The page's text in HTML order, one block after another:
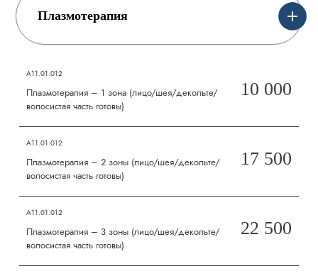
Плазмотерапия
А11.01.012
Плазмотерапия – 1 зона (лицо/шея/декольте/
волосистая часть готовы)
10 000
А11.01.012
Плазмотерапия – 2 зоны (лицо/шея/декольте/
волосистая часть готовы)
17 500
А11.01.012
Плазмотерапия – 3 зоны (лицо/шея/декольте/
волосистая часть готовы)
22 500